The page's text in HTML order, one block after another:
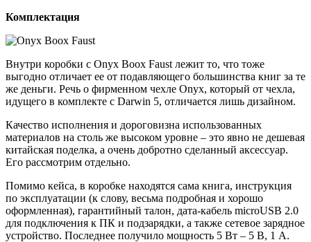
Комплектация
Внутри коробки с Onyx Boox Faust лежит то, что тоже
выгодно отличает ее от подавляющего большинства книг за те
же деньги. Речь о фирменном чехле Onyx, который от чехла,
идущего в комплекте с Darwin 5, отличается лишь дизайном.
Качество исполнения и дороговизна использованных
материалов на столь же высоком уровне – это явно не дешевая
китайская поделка, а очень добротно сделанный аксессуар.
Его рассмотрим отдельно.
Помимо кейса, в коробке находятся сама книга, инструкция
по эксплуатации (к слову, весьма подробная и хорошо
оформленная), гарантийный талон, дата-кабель microUSB 2.0
для подключения к ПК и подзарядки, а также сетевое зарядное
устройство. Последнее получило мощность 5 Вт – 5 В, 1 А.